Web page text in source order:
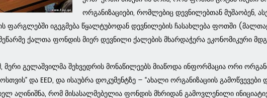
ორგანიზაციები, რომლებიც დევნილებთან მუშაობენ,
ფარგლებში იგეგმება წყალტუბოდან დევნილების ჩასახლება ფოთში
მეწარმე ქალთა ფონდის მიერ დევნილი ქალების მხარდაჭერა ეკონომიკური
გელაშვილმა შეხვედრის მონაწილეებს მიაწოდა ინფორმაცია ორი
და EED, და ისაუბრა დოკუმენტზე – “ახალი ორგანიზაციის
აღინიშნა, რომ მისასალმებელია ფონდის მხრიდან გამოვლენილი